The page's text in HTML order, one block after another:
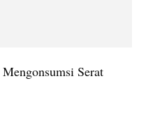
Serat